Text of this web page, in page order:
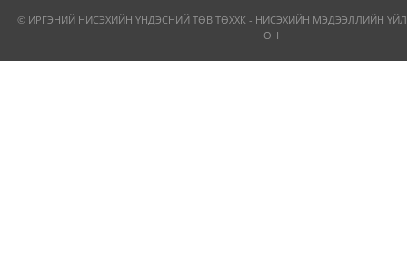
© ИРГЭНИЙ НИСЭХИЙН ҮНДЭСНИЙ ТӨВ ТӨХХК - НИСЭХИЙН МЭДЭЭЛЛИЙН
ОН